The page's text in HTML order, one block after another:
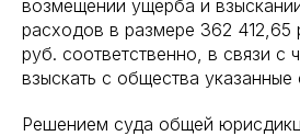
возмещении ущерба и
расходов в размере 362
руб. соответственно, в связи с
взыскать с общества
Решением суда общей